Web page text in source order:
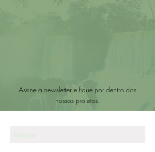
Assine a newsletter e fique por dentro dos
nossos projetos.